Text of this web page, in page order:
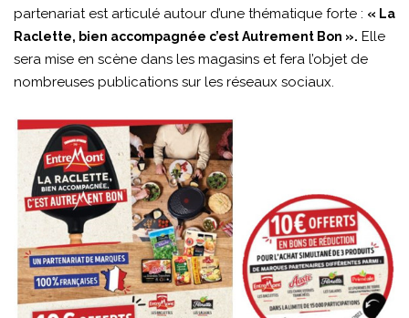
partenariat est articulé autour d’une thématique forte : « La
Raclette, bien accompagnée c’est Autrement Bon ». Elle
sera mise en scène dans les magasins et fera l’objet de
nombreuses publications sur les réseaux sociaux.